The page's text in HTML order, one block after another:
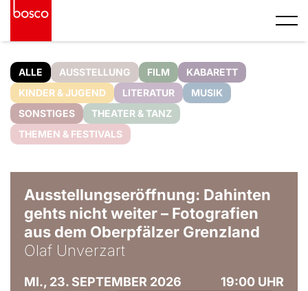
ALLE AUSSTELLUNG FILM
KABARETT
KINDER & JUGEND
LITERATUR
MUSIK
SONSTIGES
THEATER & TANZ
THEMEN & FESTIVALS
Ausstellungseröffnung: Dahinten
gehts nicht weiter – Fotografien
aus dem Oberpfälzer Grenzland
Olaf Unverzart
MI., 23. SEPTEMBER 2026 19:00 UHR